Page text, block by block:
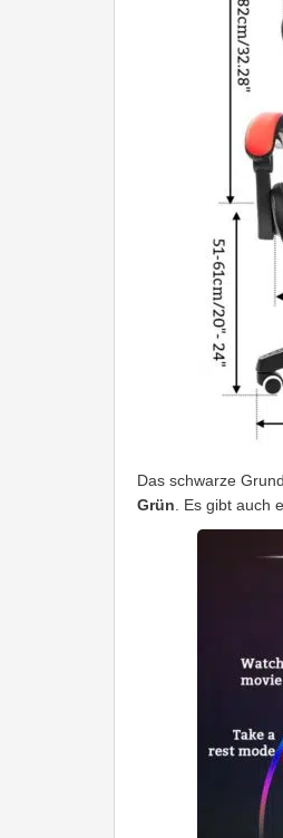
Das schwarze
Grün . Es gibt auch